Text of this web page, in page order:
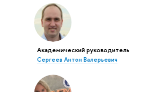
Академический руководитель
Сергеев Антон Валерьевич